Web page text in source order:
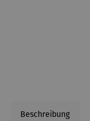
Beschreibung